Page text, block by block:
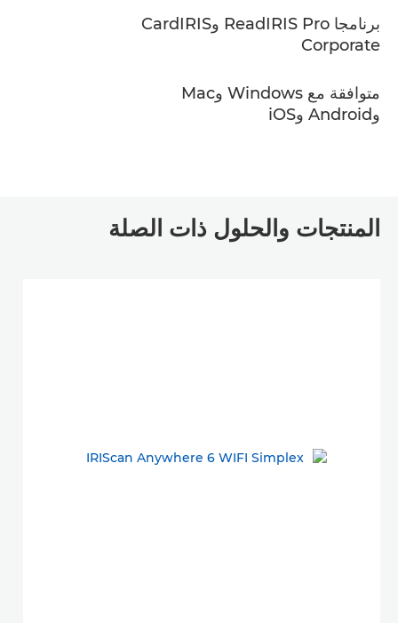
برنامجا ReadIRIS Pro وCardIRIS
Corporate
متوافقة مع Windows وMac
وAndroid وiOS
المنتجات والحلول ذات الصلة